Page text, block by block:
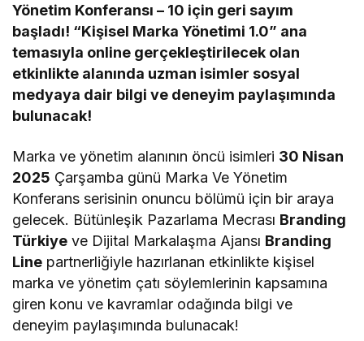
Yönetim Konferansı – 10 için geri sayım
başladı! “Kişisel Marka Yönetimi 1.0” ana
temasıyla online gerçekleştirilecek olan
etkinlikte alanında uzman isimler sosyal
medyaya dair bilgi ve deneyim paylaşımında
bulunacak!
Marka ve yönetim alanının öncü isimleri 30 Nisan
2025 Çarşamba günü Marka Ve Yönetim
Konferans serisinin onuncu bölümü için bir araya
gelecek. Bütünleşik Pazarlama Mecrası Branding
Türkiye ve Dijital Markalaşma Ajansı Branding
Line partnerliğiyle hazırlanan etkinlikte kişisel
marka ve yönetim çatı söylemlerinin kapsamına
giren konu ve kavramlar odağında bilgi ve
deneyim paylaşımında bulunacak!